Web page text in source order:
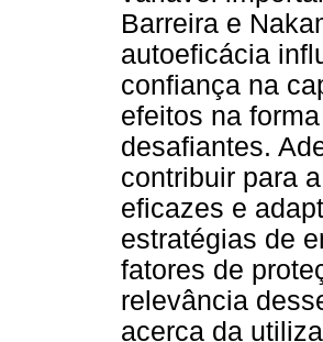
Barreira e
autoeficácia
confiança na
efeitos na
desafiantes.
contribuir para
eficazes e
estratégias de
fatores de
relevância
acerca da